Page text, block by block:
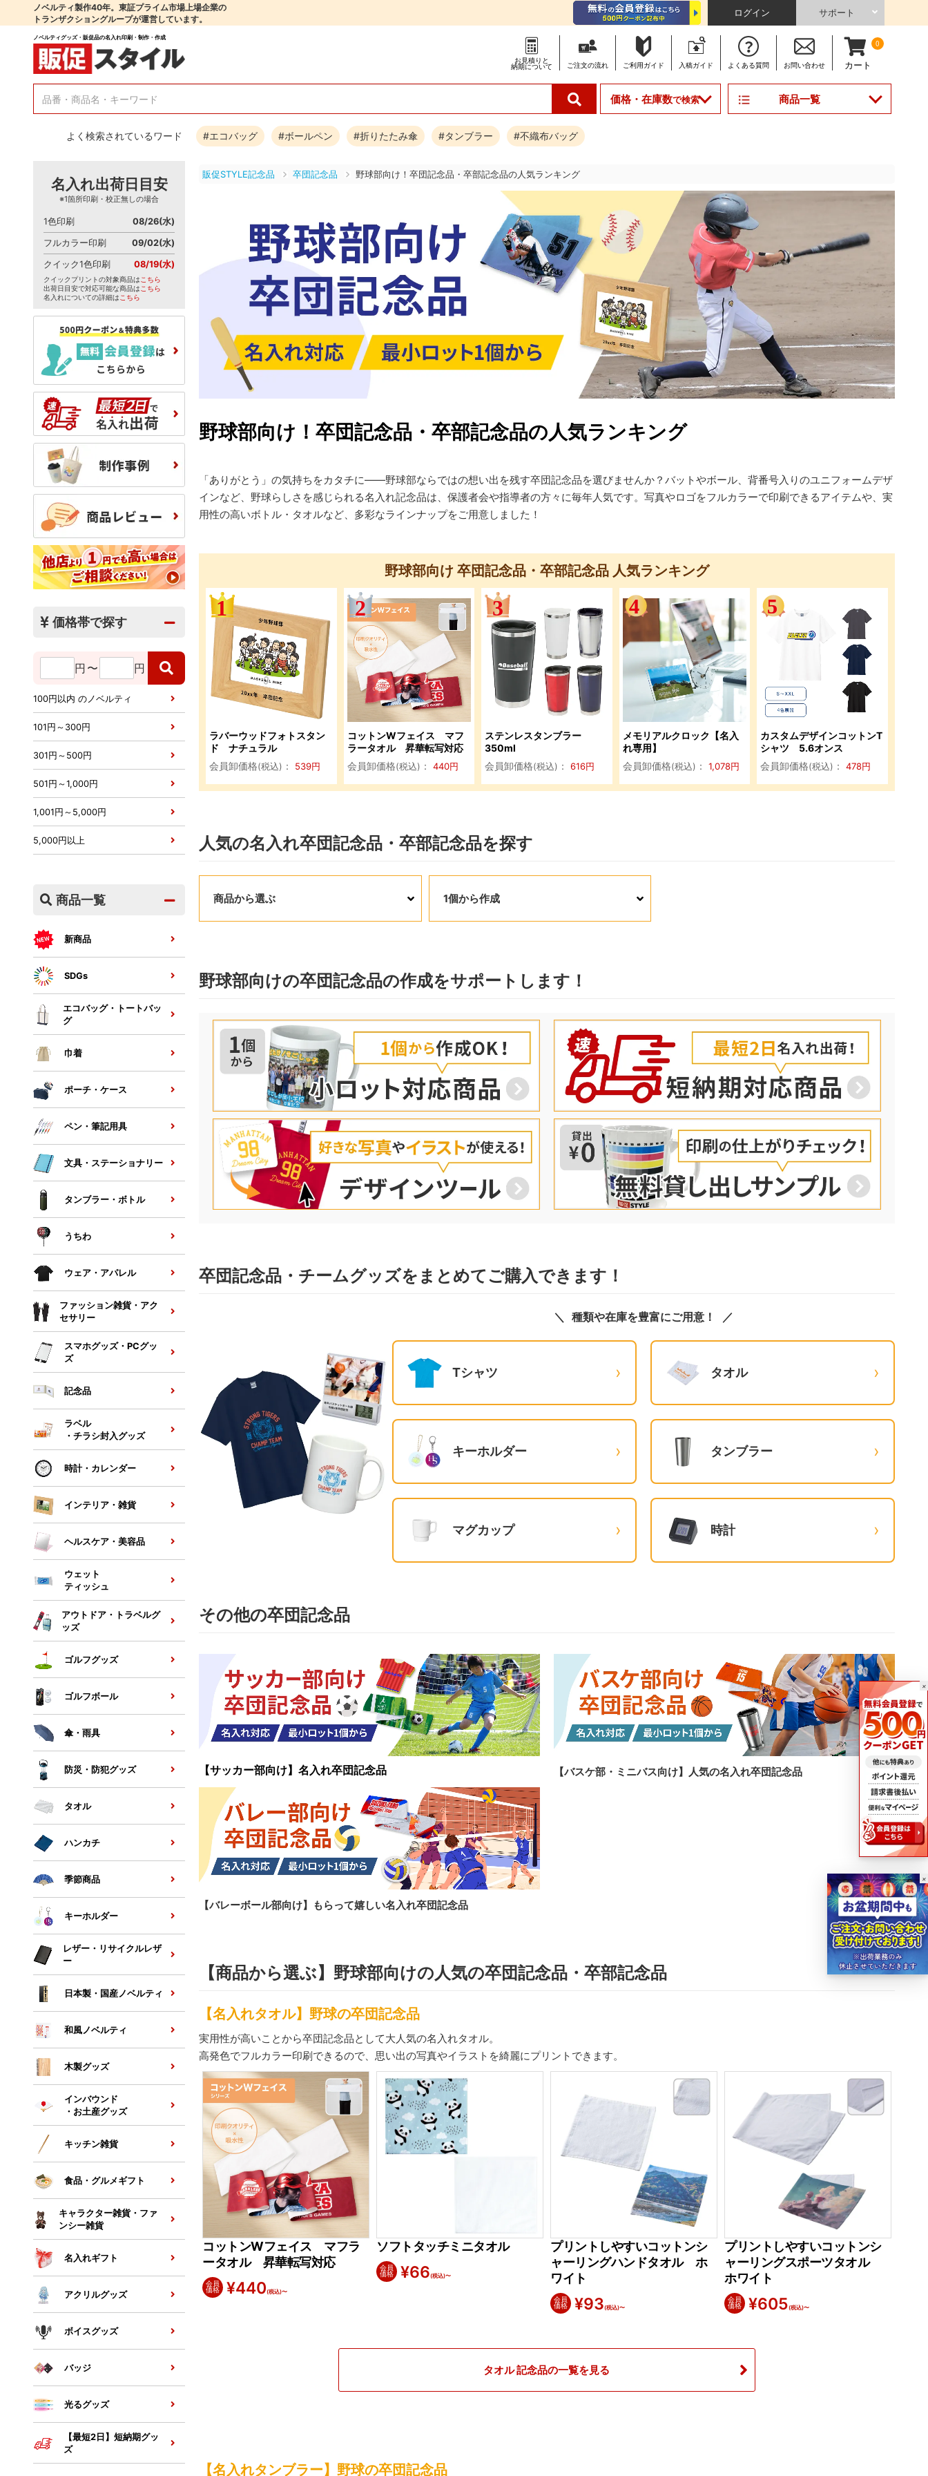
ノベルティ製作40年。東証プライム市場上場企業の
トランザクショングループが運営しています。
ログイン サポート
ノベルティグッズ・販促品の名入れ印刷・制作・作成
お見積りと
納期について
ご注文の流れ ご利用ガイド 入稿ガイド よくある質問 お問い合わせ
0
カート
価格・在庫数で検索 商品一覧
よく検索されているワード #エコバッグ #ボールペン #折りたたみ傘 #タンブラー #不織布バッグ
販促STYLE記念品 卒団記念品 野球部向け！卒団記念品・卒部記念品の人気ランキング
野球部向け！卒団記念品・卒部記念品の人気ランキング
「ありがとう」の気持ちをカタチに――野球部ならではの想い出を残す卒団記念品を選びませんか？バットやボール、背番号入りのユニフォームデザ
インなど、野球らしさを感じられる名入れ記念品は、保護者会や指導者の方々に毎年人気です。写真やロゴをフルカラーで印刷できるアイテムや、実
用性の高いボトル・タオルなど、多彩なラインナップをご用意しました！
野球部向け 卒団記念品・卒部記念品 人気ランキング
ラバーウッドフォトスタン
ド ナチュラル
会員卸価格(税込) ： 539円
コットンWフェイス マフ
ラータオル 昇華転写対応
会員卸価格(税込) ： 440円
ステンレスタンブラー
350ml
会員卸価格(税込) ：616円
メモリアルクロック【名入
れ専用】
会員卸価格(税込) ： 1,078円
カスタムデザインコットンT
シャツ 5.6オンス
会員卸価格(税込) ：478円
人気の名入れ卒団記念品・卒部記念品を探す
商品から選ぶ 1個から作成
野球部向けの卒団記念品の作成をサポートします！
卒団記念品・チームグッズをまとめてご購入できます！
種類や在庫を豊富にご用意！
Tシャツ › タオル ›
キーホルダー › タンブラー ›
マグカップ › 時計 ›
その他の卒団記念品
【サッカー部向け】名入れ卒団記念品 【バスケ部・ミニバス向け】人気の名入れ卒団記念品
【バレーボール部向け】もらって嬉しい名入れ卒団記念品
【商品から選ぶ】野球部向けの人気の卒団記念品・卒部記念品
【名入れタオル】野球の卒団記念品
実用性が高いことから卒団記念品として大人気の名入れタオル。
高発色でフルカラー印刷できるので、思い出の写真やイラストを綺麗にプリントできます。
コットンWフェイス マフラ
ータオル 昇華転写対応
会員
価格
¥440(税込)〜
ソフトタッチミニタオル
会員
価格
¥66(税込)〜
プリントしやすいコットンシ
ャーリングハンドタオル ホ
ワイト
会員
価格
¥93(税込)〜
プリントしやすいコットンシ
ャーリングスポーツタオル
ホワイト
会員
価格
¥605(税込)〜
タオル 記念品の一覧を見る
【名入れタンブラー】野球の卒団記念品
名入れ出荷日目安
※1箇所印刷・校正無しの場合
1色印刷 08/26(水)
フルカラー印刷 09/02(水)
クイック1色印刷 08/19(水)
クイックプリントの対象商品は こちら
出荷日目安で対応可能な商品は こちら
名入れについての詳細は こちら
価格帯で探す
円 〜 円
100円以内 のノベルティ
101円～300円
301円～500円
501円～1,000円
1,001円～5,000円
5,000円以上
商品一覧
新商品
SDGs
エコバッグ・トートバッ
グ
巾着
ポーチ・ケース
ペン・筆記用具
文具・ステーショナリー
タンブラー・ボトル
うちわ
ウェア・アパレル
ファッション雑貨・アク
セサリー
スマホグッズ・PCグッ
ズ
記念品
ラベル
・チラシ封入グッズ
時計・カレンダー
インテリア・雑貨
ヘルスケア・美容品
ウェット
ティッシュ
アウトドア・トラベルグ
ッズ
ゴルフグッズ
ゴルフボール
傘・雨具
防災・防犯グッズ
タオル
ハンカチ
季節商品
キーホルダー
レザー・リサイクルレザ
ー
日本製・国産ノベルティ
和風ノベルティ
木製グッズ
インバウンド
・お土産グッズ
キッチン雑貨
食品・グルメギフト
キャラクター雑貨・ファ
ンシー雑貨
名入れギフト
アクリルグッズ
ボイスグッズ
バッジ
光るグッズ
【最短2日】短納期グッ
ズ
×
×